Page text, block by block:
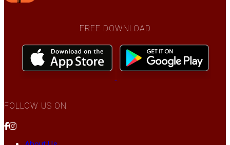
FREE DOWNLOAD
FOLLOW US ON